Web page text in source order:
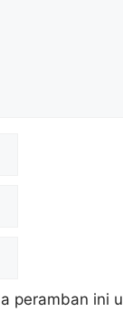
peramban ini